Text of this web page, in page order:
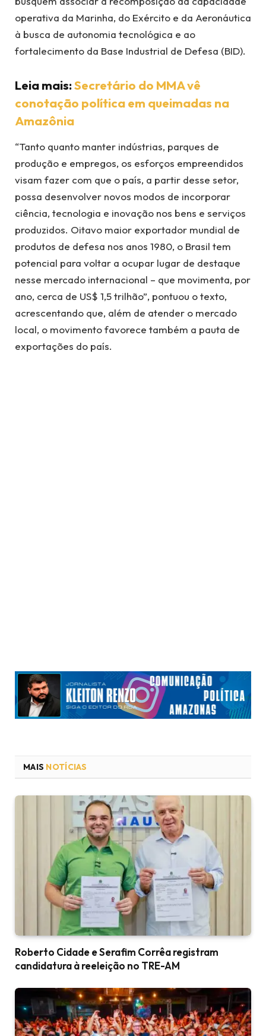
operativa da Marinha, do Exército e da Aeronáutica
à busca de autonomia tecnológica e ao
fortalecimento da Base Industrial de Defesa (BID).
Leia mais:Secretário do MMA vê
conotação política em queimadas na
Amazônia
“Tanto quanto manter indústrias, parques de
produção e empregos, os esforços empreendidos
visam fazer com que o país, a partir desse setor,
possa desenvolver novos modos de incorporar
ciência, tecnologia e inovação nos bens e serviços
produzidos. Oitavo maior exportador mundial de
produtos de defesa nos anos 1980, o Brasil tem
potencial para voltar a ocupar lugar de destaque
nesse mercado internacional – que movimenta, por
ano, cerca de US$ 1,5 trilhão”, pontuou o texto,
acrescentando que, além de atender o mercado
local, o movimento favorece também a pauta de
exportações do país.
MAIS NOTÍCIAS
Roberto Cidade e Serafim Corrêa registram
candidatura à reeleição no TRE-AM